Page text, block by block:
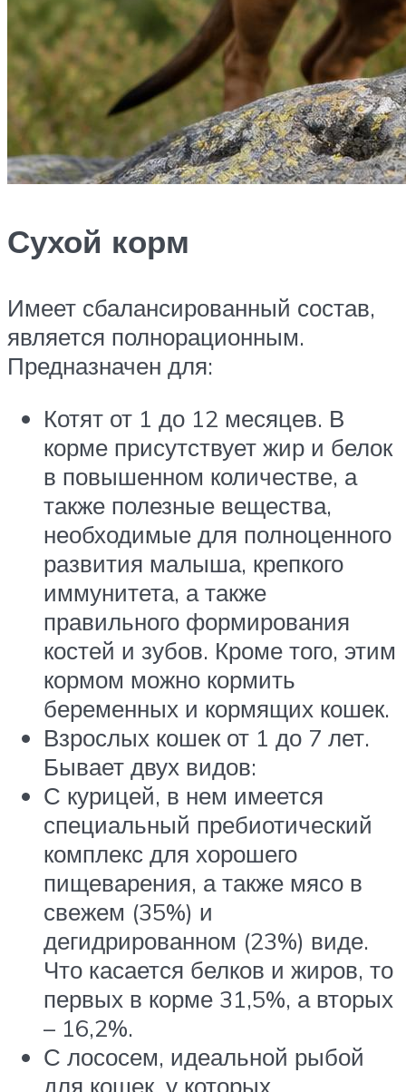
Сухой корм
Имеет сбалансированный состав,
является полнорационным.
Предназначен для:
Котят от 1 до 12 месяцев. В
корме присутствует жир и белок
в повышенном количестве, а
также полезные вещества,
необходимые для полноценного
развития малыша, крепкого
иммунитета, а также
правильного формирования
костей и зубов. Кроме того, этим
кормом можно кормить
беременных и кормящих кошек.
Взрослых кошек от 1 до 7 лет.
Бывает двух видов:
С курицей, в нем имеется
специальный пребиотический
комплекс для хорошего
пищеварения, а также мясо в
свежем (35%) и
дегидрированном (23%) виде.
Что касается белков и жиров, то
первых в корме 31,5%, а вторых
– 16,2%.
С лососем, идеальной рыбой
для кошек, у которых